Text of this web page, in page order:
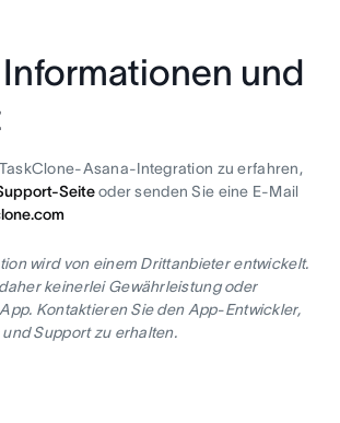
und
Asana-Integration zu erfahren,
Seiteoder senden Sie eine E-Mail
wird von einem Drittanbieter entwickelt.
keinerlei Gewährleistung oder
Kontaktieren Sie den App-Entwickler,
Support zu erhalten.